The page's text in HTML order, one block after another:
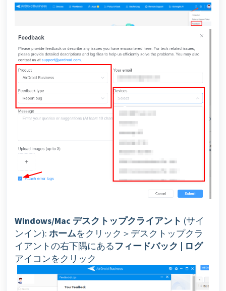
Windows/Mac デスクトップクライアント (サイ
ンイン): ホームをクリック＞デスクトップクラ
イアントの右下隅にあるフィードバック | ログ
アイコンをクリック